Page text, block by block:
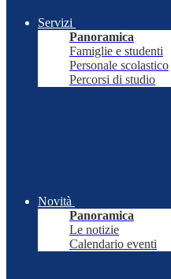
Servizi
Panoramica
Famiglie e studenti
Personale scolastico
Percorsi di studio
Novità
Panoramica
Le notizie
Calendario eventi